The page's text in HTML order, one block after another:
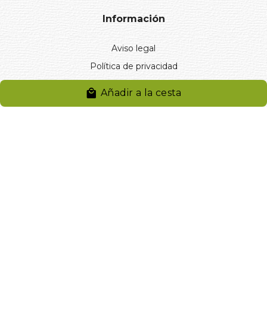
Añadir a la cesta
Información
Aviso legal
Política de privacidad